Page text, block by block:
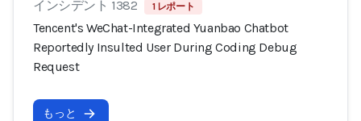
インシデント 1382 1 レポート
Tencent's WeChat-Integrated Yuanbao Chatbot
Reportedly Insulted User During Coding Debug
Request
もっと